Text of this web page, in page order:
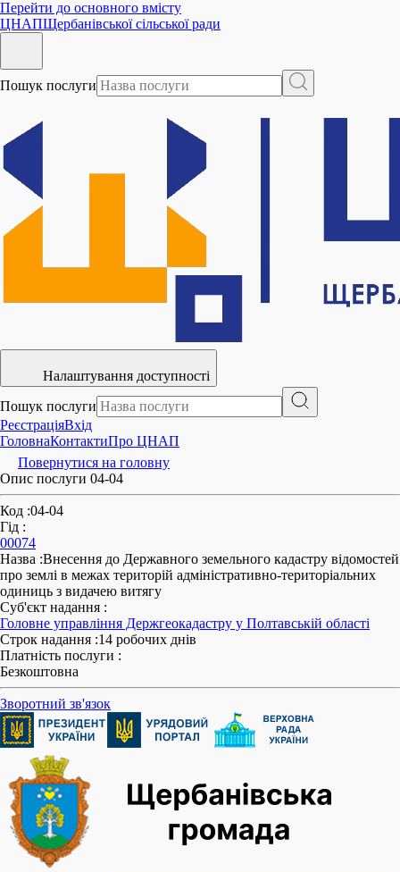
Перейти до основного вмісту
ЦНАПЩербанівської сільської ради
Пошук послуги
Налаштування доступності
Пошук послуги
РеєстраціяВхід
ГоловнаКонтактиПро ЦНАП
Повернутися на головну
Опис послуги 04-04
Код :04-04
Гід :
00074
Назва :Внесення до Державного земельного кадастру відомостей
про землі в межах територій адміністративно-територіальних
одиниць з видачею витягу
Суб'єкт надання :
Головне управління Держгеокадастру у Полтавській області
Строк надання :14 робочих днів
Платність послуги :
Безкоштовна
Зворотний зв'язок